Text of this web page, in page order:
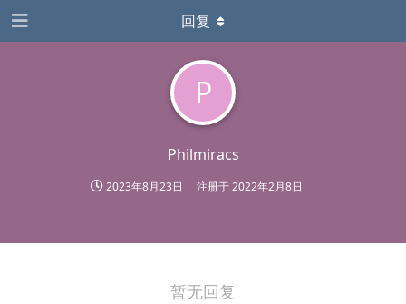
P
Philmiracs
2023年8月23日 注册于2022年2月8日
回复
暂无回复